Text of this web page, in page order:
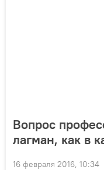
Вопрос
лагман, как в
16 февраля 2016, 10:34